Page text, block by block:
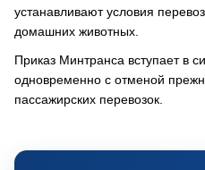
устанавливают условия
домашних животных.
Приказ Минтранса вступает в
одновременно с отменой
пассажирских перевозок.